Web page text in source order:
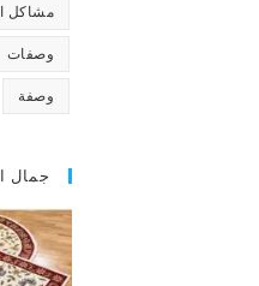
مشاكل
وصفات
وصفة
جمال